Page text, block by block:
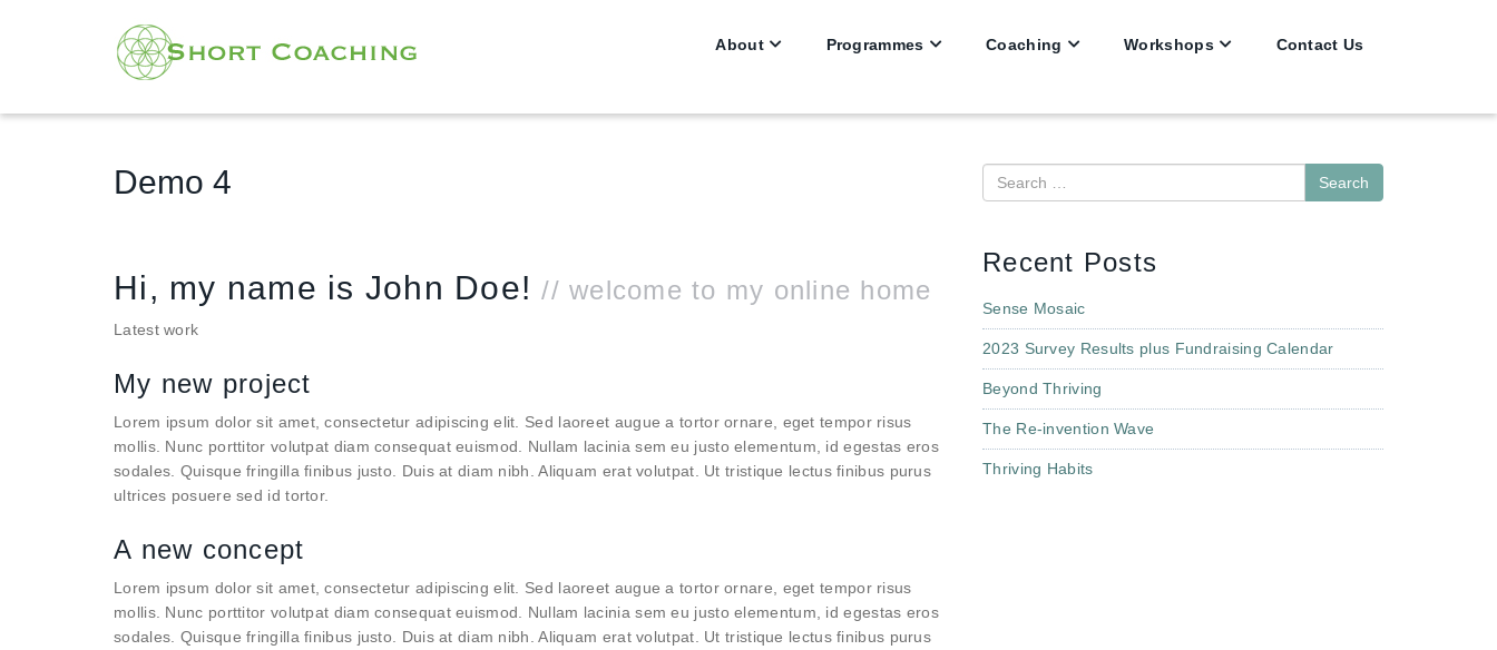
About Programmes Coaching Workshops Contact Us
Demo 4
Hi, my name is John Doe!// welcome to my online home
Latest work
My new project
Lorem ipsum dolor sit amet, consectetur adipiscing elit. Sed laoreet augue a tortor ornare, eget tempor risus
mollis. Nunc porttitor volutpat diam consequat euismod. Nullam lacinia sem eu justo elementum, id egestas eros
sodales. Quisque fringilla finibus justo. Duis at diam nibh. Aliquam erat volutpat. Ut tristique lectus finibus purus
ultrices posuere sed id tortor.
A new concept
Lorem ipsum dolor sit amet, consectetur adipiscing elit. Sed laoreet augue a tortor ornare, eget tempor risus
mollis. Nunc porttitor volutpat diam consequat euismod. Nullam lacinia sem eu justo elementum, id egestas eros
sodales. Quisque fringilla finibus justo. Duis at diam nibh. Aliquam erat volutpat. Ut tristique lectus finibus purus
Search
Recent Posts
Sense Mosaic
2023 Survey Results plus Fundraising Calendar
Beyond Thriving
The Re-invention Wave
Thriving Habits